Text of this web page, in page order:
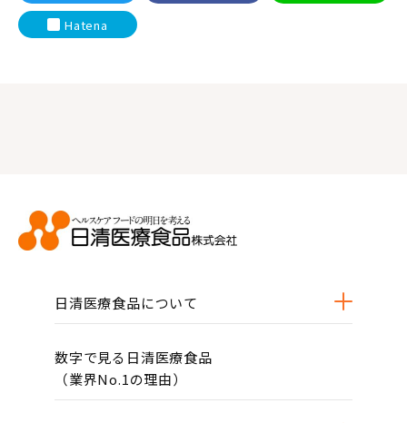
Hatena
日清医療食品について
数字で見る日清医療食品
（業界No.1の理由）